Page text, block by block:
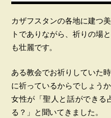
カザフスタンの各地に建つ
トでありながら、祈りの場
も壮麗です。
ある教会でお祈りしていた
に祈っているからでしょう
女性が「聖人と話ができる
る？」と聞いてきました。